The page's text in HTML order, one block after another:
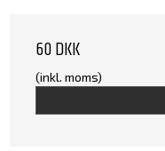
60 DKK
(inkl. moms)